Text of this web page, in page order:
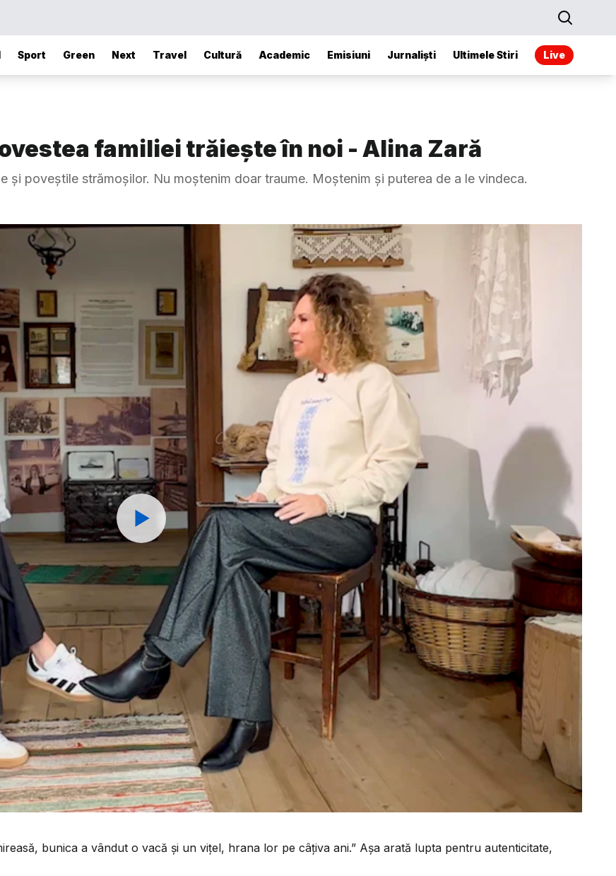
Sport Green Next Travel Cultură Academic Emisiuni Jurnaliști Ultimele Stiri Live
familiei trăiește în noi - Alina Zară
și poveștile strămoșilor. Nu moștenim doar traume. Moștenim și puterea de a le vindeca.
Watch
bunica a vândut o vacă și un vițel, hrana lor pe câțiva ani.” Așa arată lupta pentru autenticitate,